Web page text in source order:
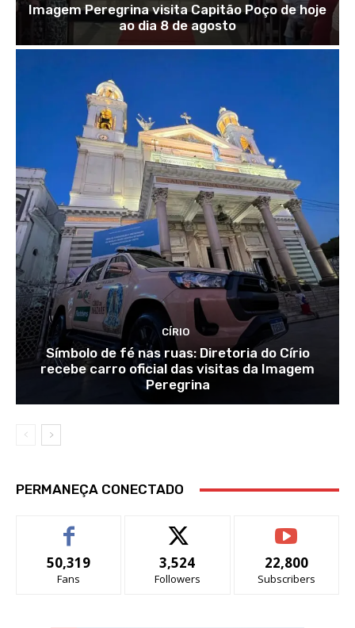
Imagem Peregrina visita Capitão Poço de hoje
ao dia 8 de agosto
CÍRIO
Símbolo de fé nas ruas: Diretoria do Círio
recebe carro oficial das visitas da Imagem
Peregrina
PERMANEÇA CONECTADO
50,319
Fans
3,524
Followers
22,800
Subscribers